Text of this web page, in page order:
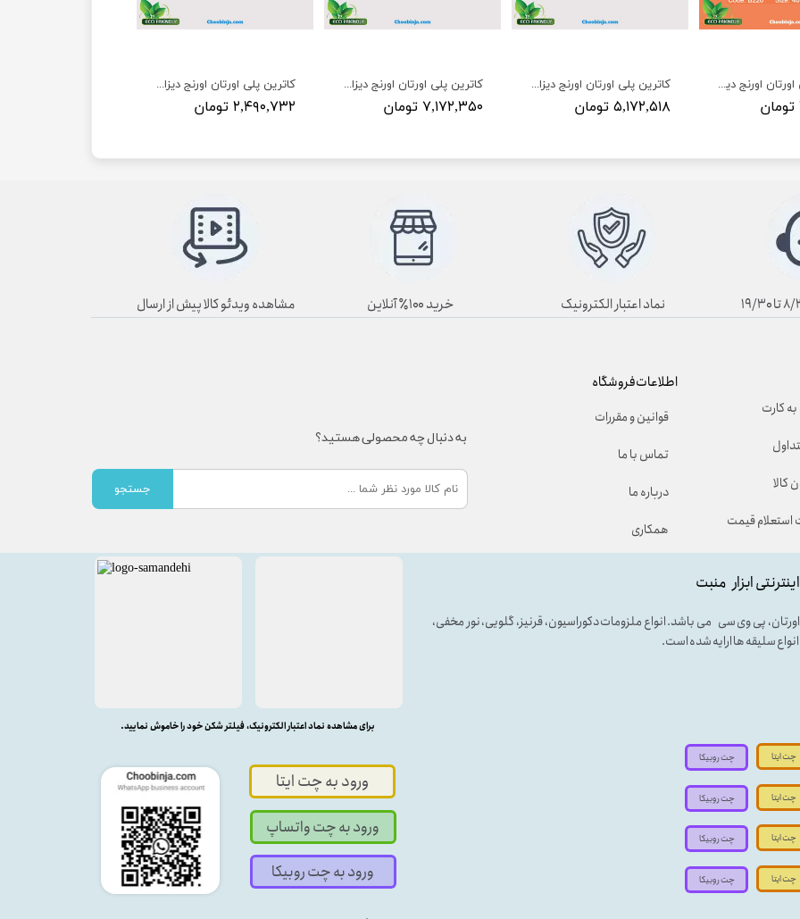
کاترین پلی اورتان اورنج دیزاین کد catrin70
۲,۴۹۰,۷۳۲ تومان
کاترین پلی اورتان اورنج دیزاین کد catrin97
۷,۱۷۲,۳۵۰ تومان
کاترین پلی اورتان اورنج دیزاین کد catrin50
۵,۱۷۲,۵۱۸ تومان
گل دایره پلی اورتان اورنج دیزاین کد B220
ابزار منبت
اورتان، پی وی سی می باشد. انواع ملزومات دکوراسیون، قرنیز، گلویی، نور مخفی،
سلیقه ها ارایه شده است.
ورود به چت ایتا
ورود به چت واتساپ
برای مشاهده نماد اعتبار الکترونیک، فیلتر شکن خود را خاموش نمایید.
ورود به چت روبیکا
چت ایتا
چت ایتا
چت ایتا
چت ایتا
چت روبیکا
چت روبیکا
چت روبیکا
چت روبیکا
کارت
کالا
قیمت
اطلاعات فروشگاه
قوانین و مقررات
تماس با ما
درباره ما
همکاری
به دنبال چه محصولی هستید؟
جستجو
نماد اعتبار الکترونیک خرید ۱۰۰٪ آنلاین مشاهده ویدئو کالا پیش از ارسال